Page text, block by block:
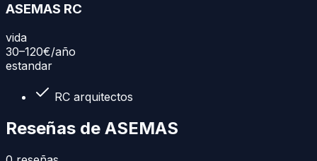
ASEMAS RC
vida
30–120€/año
estandar
RC arquitectos
Reseñas de ASEMAS